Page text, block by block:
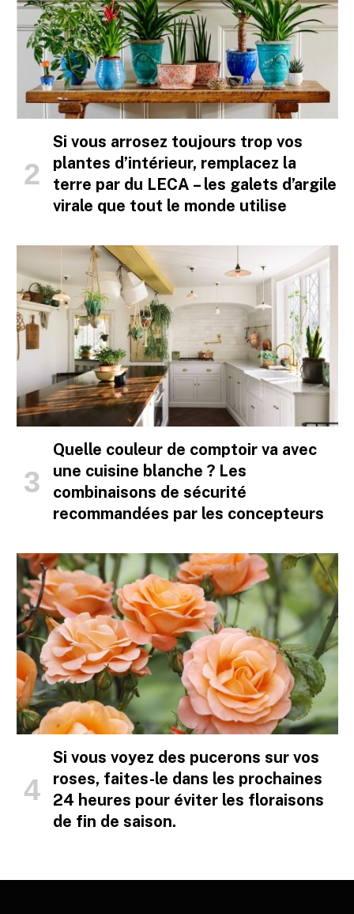
Si vous arrosez toujours trop vos
plantes d’intérieur, remplacez la
terre par du LECA – les galets d’argile
virale que tout le monde utilise
Quelle couleur de comptoir va avec
une cuisine blanche ? Les
combinaisons de sécurité
recommandées par les concepteurs
Si vous voyez des pucerons sur vos
roses, faites-le dans les prochaines
24 heures pour éviter les floraisons
de fin de saison.